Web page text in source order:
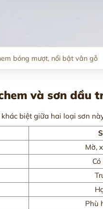
bóng mượt, nổi bật vân gỗ
và sơn dầu
biệt giữa hai loại sơn
Mờ,
Phù